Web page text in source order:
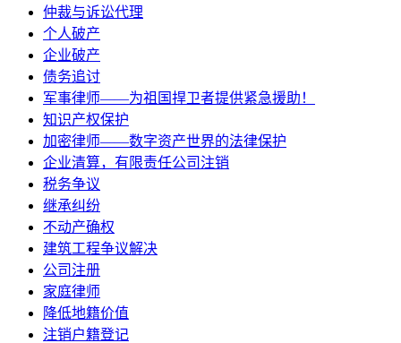
仲裁与诉讼代理
个人破产
企业破产
债务追讨
军事律师——为祖国捍卫者提供紧急援助！
知识产权保护
加密律师——数字资产世界的法律保护
企业清算，有限责任公司注销
税务争议
继承纠纷
不动产确权
建筑工程争议解决
公司注册
家庭律师
降低地籍价值
注销户籍登记